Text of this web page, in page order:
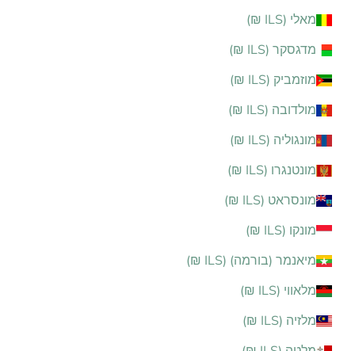
מאלי (ILS ₪)
מדגסקר (ILS ₪)
מוזמביק (ILS ₪)
מולדובה (ILS ₪)
מונגוליה (ILS ₪)
מונטנגרו (ILS ₪)
מונסראט (ILS ₪)
מונקו (ILS ₪)
מיאנמר (בורמה) (ILS ₪)
מלאווי (ILS ₪)
מלזיה (ILS ₪)